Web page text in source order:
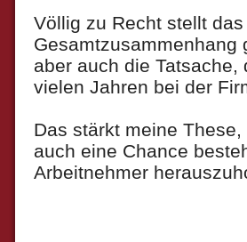
Völlig zu Recht stellt
Gesamtzusammenhang
aber auch die
vielen Jahren bei der
Das stärkt meine
auch eine Chance
Arbeitnehmer